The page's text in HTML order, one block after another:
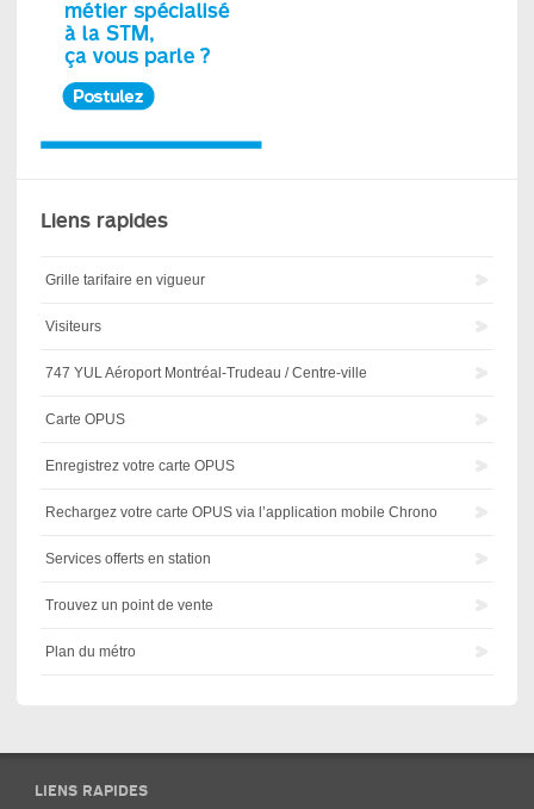
Liens rapides
Grille tarifaire en vigueur
Visiteurs
747 YUL Aéroport Montréal-Trudeau / Centre-ville
Carte OPUS
Enregistrez votre carte OPUS
Rechargez votre carte OPUS via l’application mobile Chrono
Services offerts en station
Trouvez un point de vente
Plan du métro
LIENS RAPIDES